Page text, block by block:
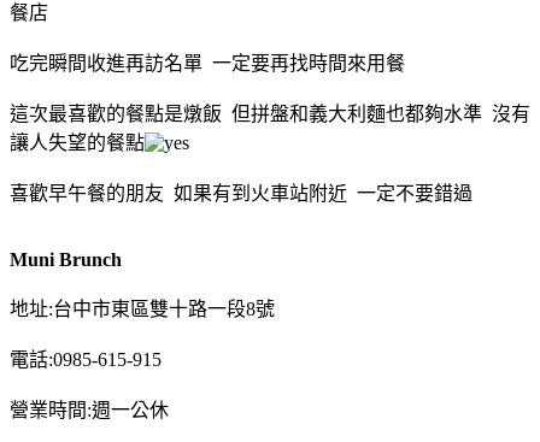
餐店
吃完瞬間收進再訪名單 一定要再找時間來用餐
這次最喜歡的餐點是燉飯 但拼盤和義大利麵也都夠水準 沒有
讓人失望的餐點
喜歡早午餐的朋友 如果有到火車站附近 一定不要錯過
Muni Brunch
地址:台中市東區雙十路一段8號
電話:0985-615-915
營業時間:週一公休